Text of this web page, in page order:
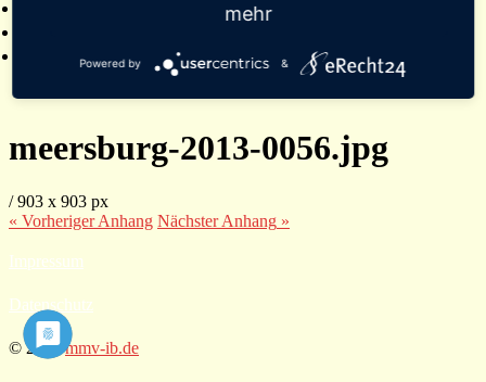
Kontakt
meersburg-2013-0056.jpg
/903 x 903 px
« VorherigerAnhang NächsterAnhang »
Impressum
Datenschutz
© 2026mmv-ib.de
mehr
Powered by &